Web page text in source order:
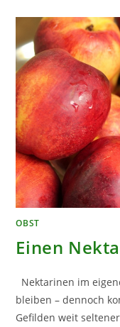
OBST
Einen
Nektarinen im
bleiben – dennoch
Gefilden weit